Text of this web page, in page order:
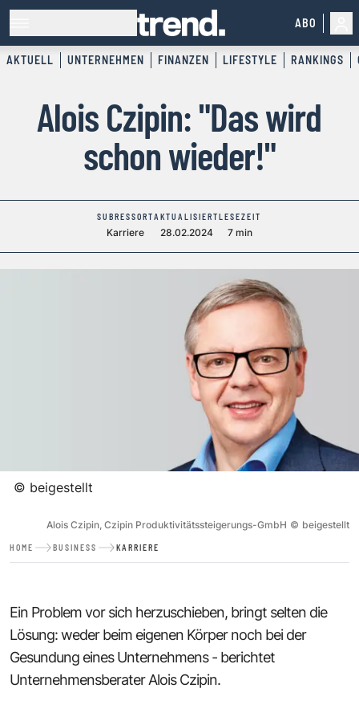
ABO
AKTUELL UNTERNEHMEN FINANZEN LIFESTYLE RANKINGS
Alois Czipin: "Das wird
schon wieder!"
SUBRESSORT
Karriere
AKTUALISIERT
28.02.2024
LESEZEIT
7 min
© beigestellt
Alois Czipin, Czipin Produktivitätssteigerungs-GmbH © beigestellt
HOME BUSINESS KARRIERE
Ein Problem vor sich herzuschieben, bringt selten die
Lösung: weder beim eigenen Körper noch bei der
Gesundung eines Unternehmens - berichtet
Unternehmensberater Alois Czipin.